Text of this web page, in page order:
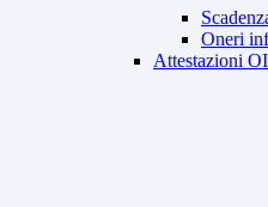
Oneri
Attestazioni